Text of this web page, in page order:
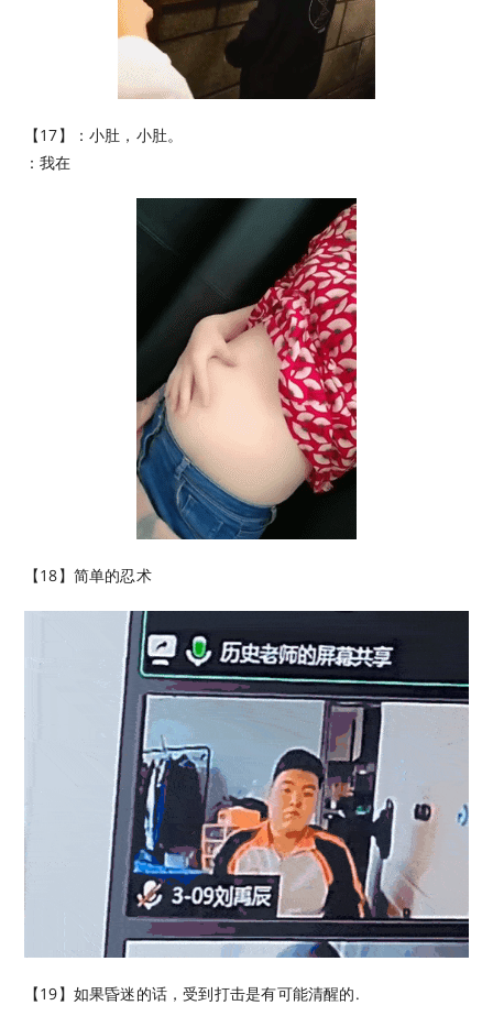
【17】：小肚，小肚。
：我在
【18】简单的忍术
【19】如果昏迷的话，受到打击是有可能清醒的.